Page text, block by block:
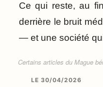
Ce qui reste, au
derrière le bruit
— et une société
Certains articles du Mague
LE 30/04/2026